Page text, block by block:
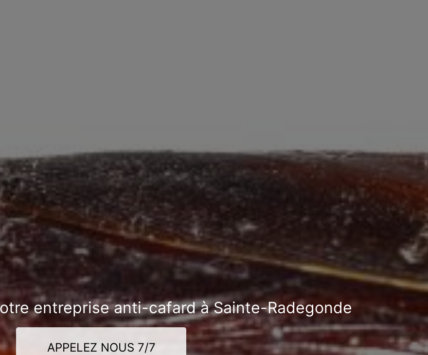
entreprise anti-cafard à Sainte-Radegonde
APPELEZ NOUS 7/7